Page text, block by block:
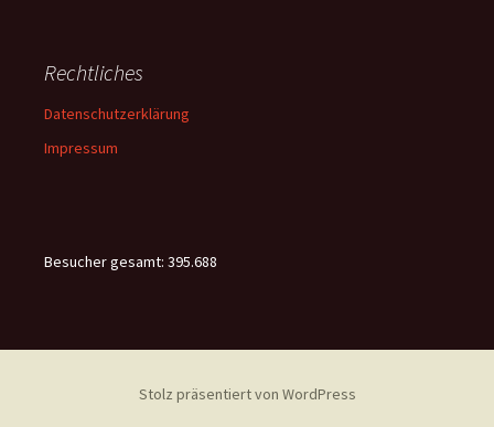
Rechtliches
Datenschutzerklärung
Impressum
Besucher gesamt: 395.688
Stolz präsentiert von WordPress